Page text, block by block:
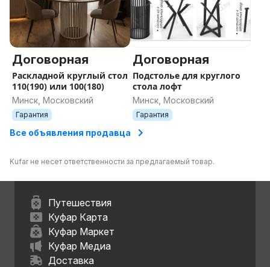
Договорная
Раскладной круглый стол
110(190) или 100(180)
Минск, Московский
Гарантия
Договорная
Подстолье для круглого
стола лофт
Минск, Московский
Гарантия
Все объявления продавца
Kufar не несет ответственности за предлагаемый товар.
Путешествия
Куфар Карта
Куфар Маркет
Куфар Медиа
Доставка